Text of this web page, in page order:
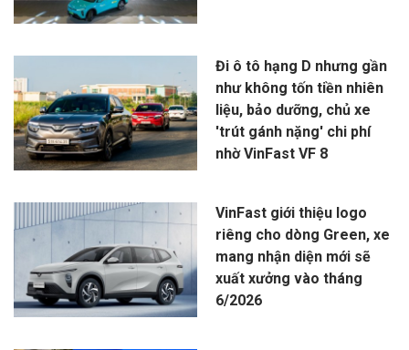
Đi ô tô hạng D nhưng gần
như không tốn tiền nhiên
liệu, bảo dưỡng, chủ xe
'trút gánh nặng' chi phí
nhờ VinFast VF 8
VinFast giới thiệu logo
riêng cho dòng Green, xe
mang nhận diện mới sẽ
xuất xưởng vào tháng
6/2026